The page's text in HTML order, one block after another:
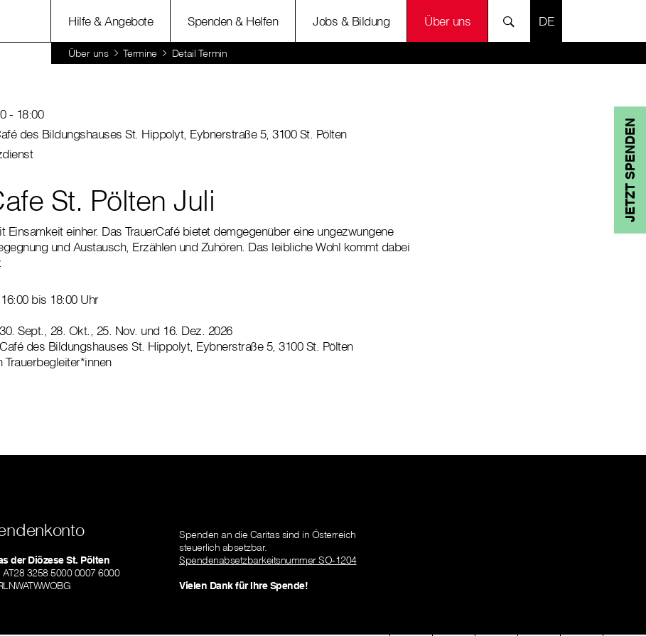
Hilfe & Angebote Spenden & Helfen Jobs & Bildung Über uns SPRACHE
Über uns Termine Detail Termin
JETZT SPENDEN
- 18:00
des Bildungshauses St. Hippolyt, Eybnerstraße 5, 3100 St. Pölten
St. Pölten Juli
Einsamkeit einher. Das TrauerCafé bietet demgegenüber eine ungezwungene
und Austausch, Erzählen und Zuhören. Das leibliche Wohl kommt dabei
bis 18:00 Uhr
Sept., 28. Okt., 25. Nov. und 16. Dez. 2026
des Bildungshauses St. Hippolyt, Eybnerstraße 5, 3100 St. Pölten
Trauerbegleiter*innen
der Diözese St. Pölten
AT28 3258 5000 0007 6000
Spenden an die Caritas sind in Österreich
steuerlich absetzbar.
Spendenabsetzbarkeitsnummer SO-1204
Vielen Dank für Ihre Spende!